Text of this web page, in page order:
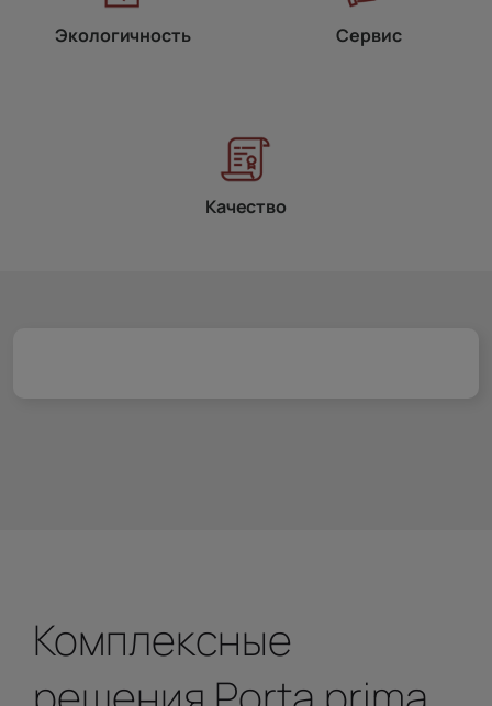
Экологичность Сервис
Качество
Комплексные